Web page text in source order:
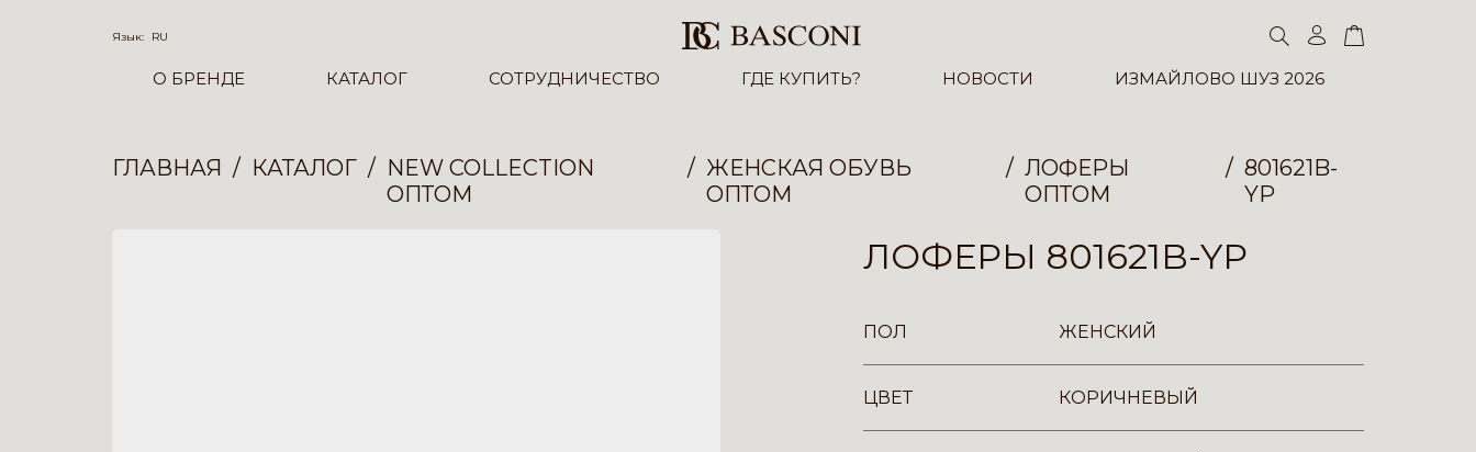
Язык: RU
О БРЕНДЕ КАТАЛОГ СОТРУДНИЧЕСТВО ГДЕ КУПИТЬ? НОВОСТИ ИЗМАЙЛОВО ШУЗ 2026
ГЛАВНАЯ КАТАЛОГ
NEW COLLECTION
ОПТОМ
ЖЕНСКАЯ ОБУВЬ
ОПТОМ
ЛОФЕРЫ
ОПТОМ
801621B-
YP
ЛОФЕРЫ 801621B-YP
ПОЛ ЖЕНСКИЙ
ЦВЕТ КОРИЧНЕВЫЙ